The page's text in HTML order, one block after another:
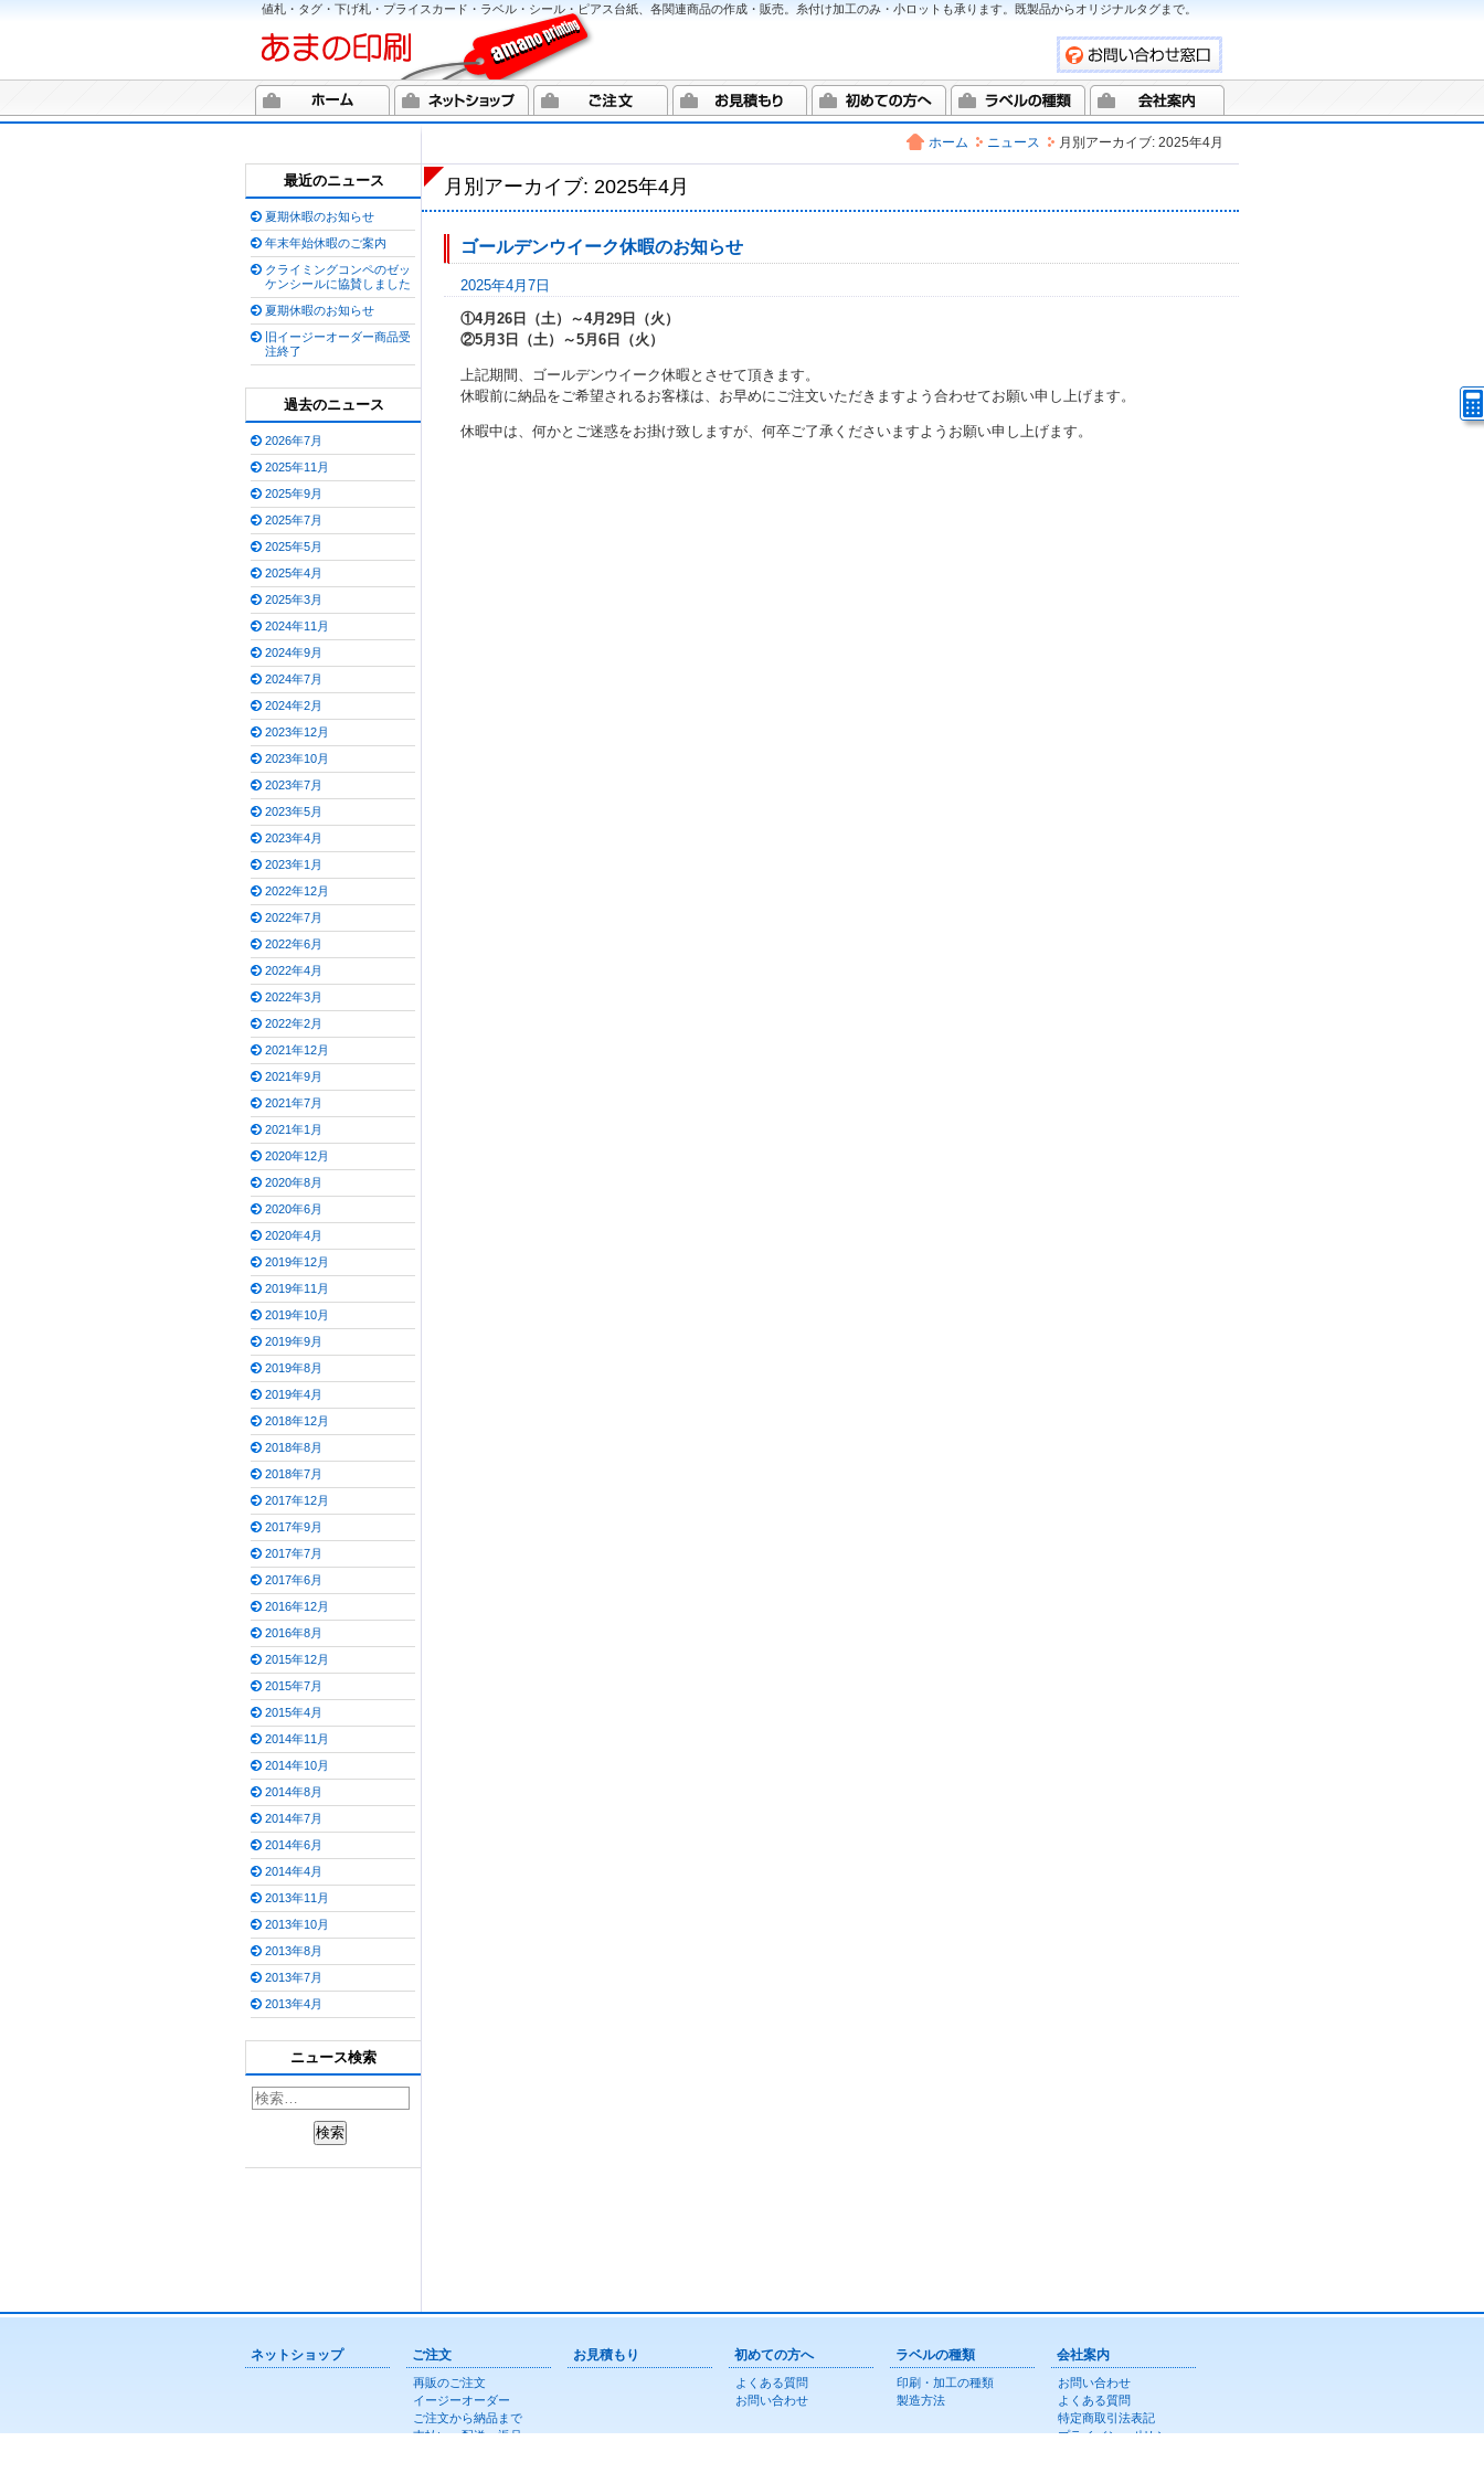
値札・タグ・下げ札・プライスカード・ラベル・シール・ピアス台紙、各関連商品の作成・販売。糸付け加工のみ・小ロットも承ります。既製品からオリジナルタグまで。
ホーム ニュース 月別アーカイブ: 2025年4月
月別アーカイブ: 2025年4月
ゴールデンウイーク休暇のお知らせ
2025年4月7日
①4月26日（土）～4月29日（火）
②5月3日（土）～5月6日（火）
上記期間、ゴールデンウイーク休暇とさせて頂きます。
休暇前に納品をご希望されるお客様は、お早めにご注文いただきますよう合わせてお願い申し上げます。
休暇中は、何かとご迷惑をお掛け致しますが、何卒ご了承くださいますようお願い申し上げます。
最近のニュース
夏期休暇のお知らせ
年末年始休暇のご案内
クライミングコンペのゼッ
ケンシールに協賛しました
夏期休暇のお知らせ
旧イージーオーダー商品受
注終了
過去のニュース
2026年7月
2025年11月
2025年9月
2025年7月
2025年5月
2025年4月
2025年3月
2024年11月
2024年9月
2024年7月
2024年2月
2023年12月
2023年10月
2023年7月
2023年5月
2023年4月
2023年1月
2022年12月
2022年7月
2022年6月
2022年4月
2022年3月
2022年2月
2021年12月
2021年9月
2021年7月
2021年1月
2020年12月
2020年8月
2020年6月
2020年4月
2019年12月
2019年11月
2019年10月
2019年9月
2019年8月
2019年4月
2018年12月
2018年8月
2018年7月
2017年12月
2017年9月
2017年7月
2017年6月
2016年12月
2016年8月
2015年12月
2015年7月
2015年4月
2014年11月
2014年10月
2014年8月
2014年7月
2014年6月
2014年4月
2013年11月
2013年10月
2013年8月
2013年7月
2013年4月
ニュース検索
ネットショップ ご注文
再販のご注文
イージーオーダー
ご注文から納品まで
支払い・配送・返品
お見積もり 初めての方へ
よくある質問
お問い合わせ
ラベルの種類
印刷・加工の種類
製造方法
会社案内
お問い合わせ
よくある質問
特定商取引法表記
プライバシーポリシー